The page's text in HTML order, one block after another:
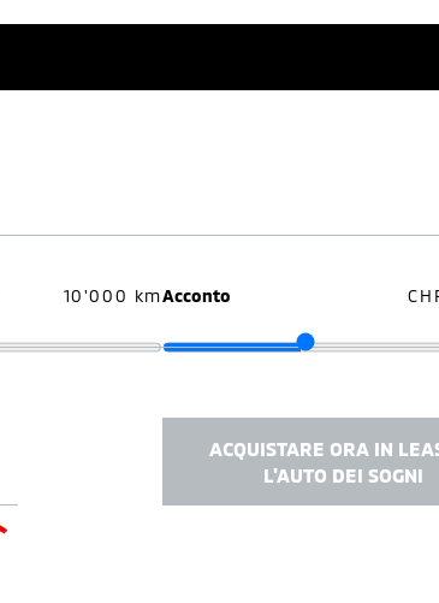
10'000 kmAcconto
ACQUISTARE ORA IN
L'AUTO DEI SOGNI